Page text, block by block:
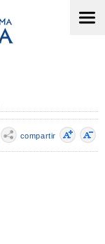
compartir